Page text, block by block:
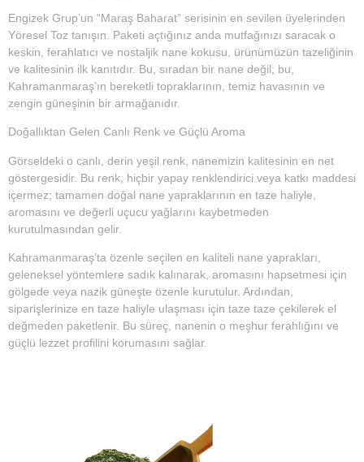
Engizek Grup’un “Maraş Baharat” serisinin en sevilen üyelerinden
Yöresel Toz tanışın. Paketi açtığınız anda mutfağınızı saracak o
keskin, ferahlatıcı ve nostaljik nane kokusu, ürünümüzün tazeliğinin
ve kalitesinin ilk kanıtıdır. Bu, sıradan bir nane değil; bu,
Kahramanmaraş’ın bereketli topraklarının, temiz havasının ve
zengin güneşinin bir armağanıdır.
Doğallıktan Gelen Canlı Renk ve Güçlü Aroma
Görseldeki o canlı, derin yeşil renk, nanemizin kalitesinin en net
göstergesidir. Bu renk, hiçbir yapay renklendirici veya katkı maddesi
içermez; tamamen doğal nane yapraklarının en taze haliyle,
aromasını ve değerli uçucu yağlarını kaybetmeden
kurutulmasından gelir.
Kahramanmaraş’ta özenle seçilen en kaliteli nane yaprakları,
geleneksel yöntemlere sadık kalınarak, aromasını hapsetmesi için
gölgede veya nazik güneşte özenle kurutulur. Ardından,
siparişlerinize en taze haliyle ulaşması için taze taze çekilerek el
değmeden paketlenir. Bu süreç, nanenin o meşhur ferahlığını ve
güçlü lezzet profilini korumasını sağlar.